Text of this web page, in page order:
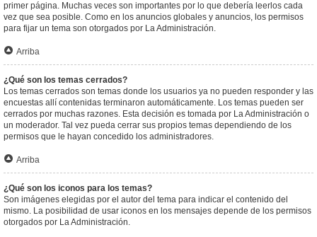
primer página. Muchas veces son importantes por lo que debería leerlos cada
vez que sea posible. Como en los anuncios globales y anuncios, los permisos
para fijar un tema son otorgados por La Administración.
Arriba
¿Qué son los temas cerrados?
Los temas cerrados son temas donde los usuarios ya no pueden responder y las
encuestas allí contenidas terminaron automáticamente. Los temas pueden ser
cerrados por muchas razones. Esta decisión es tomada por La Administración o
un moderador. Tal vez pueda cerrar sus propios temas dependiendo de los
permisos que le hayan concedido los administradores.
Arriba
¿Qué son los iconos para los temas?
Son imágenes elegidas por el autor del tema para indicar el contenido del
mismo. La posibilidad de usar iconos en los mensajes depende de los permisos
otorgados por La Administración.